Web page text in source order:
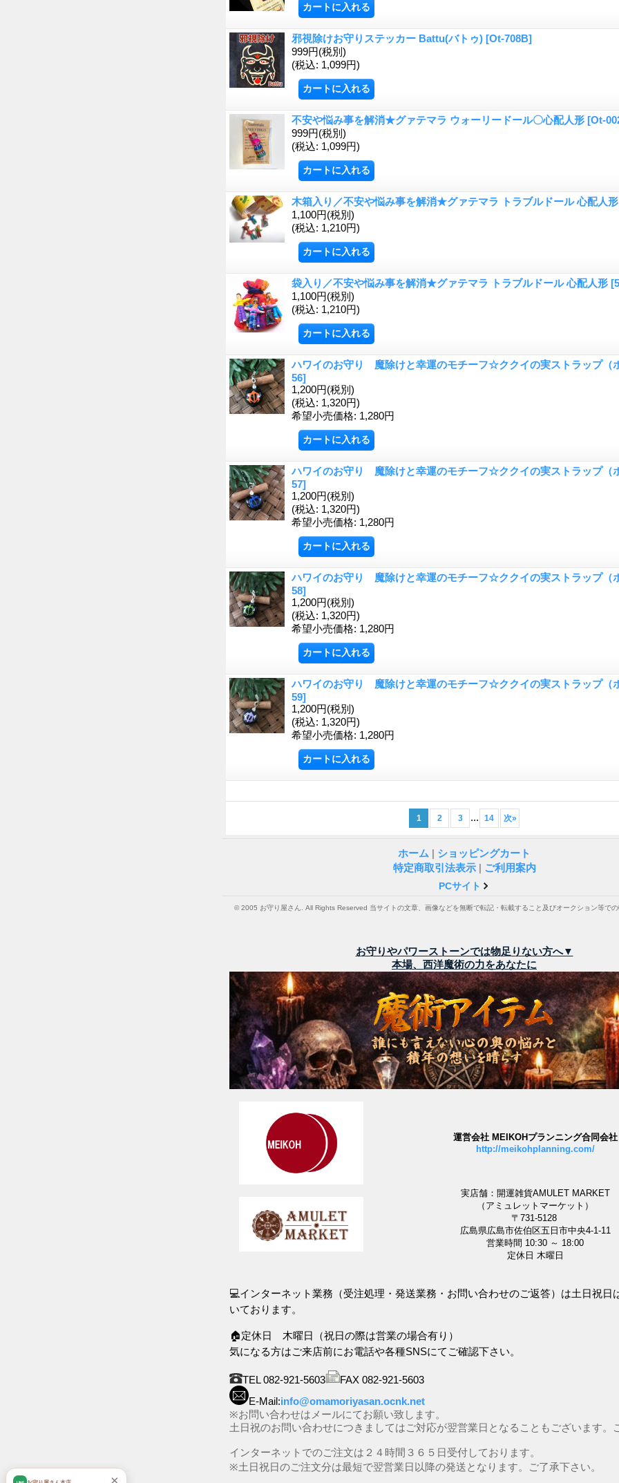
邪視除けお守りステッカー Battu(バトゥ) [Ot-708B]
999円(税別)
(税込: 1,099円)
不安や悩み事を解消★グァテマラ ウォーリードール〇心配人形 [Ot-
999円(税別)
(税込: 1,099円)
木箱入り／不安や悩み事を解消★グァテマラ トラブルドール 心配人形
1,100円(税別)
(税込: 1,210円)
袋入り／不安や悩み事を解消★グァテマラ トラブルドール 心配人形
1,100円(税別)
(税込: 1,210円)
ハワイのお守り 魔除けと幸運のモチーフ☆ククイの実ストラップ（
56]
1,200円(税別)
(税込: 1,320円)
希望小売価格: 1,280円
ハワイのお守り 魔除けと幸運のモチーフ☆ククイの実ストラップ（
57]
1,200円(税別)
(税込: 1,320円)
希望小売価格: 1,280円
ハワイのお守り 魔除けと幸運のモチーフ☆ククイの実ストラップ（
58]
1,200円(税別)
(税込: 1,320円)
希望小売価格: 1,280円
ハワイのお守り 魔除けと幸運のモチーフ☆ククイの実ストラップ（
59]
1,200円(税別)
(税込: 1,320円)
希望小売価格: 1,280円
1 2 3 ... 14 次»
ホーム | ショッピングカート
特定商取引法表示 | ご利用案内
PCサイト
© 2005 お守り屋さん. All Rights Reserved 当サイトの文章、画像などを無断で転記・転載すること及びオークション等での
お守りやパワーストーンでは物足りない方へ▼
本場、西洋魔術の力をあなたに
運営会社 MEIKOHプランニング合同会社
http://meikohplanning.com/
実店舗：開運雑貨AMULET MARKET
（アミュレットマーケット）
〒731-5128
広島県広島市佐伯区五日市中央4-1-11
営業時間 10:30 ～ 18:00
定休日 木曜日
💻インターネット業務（受注処理・発送業務・お問い合わせのご返答）は土日祝日
いております。
🏠定休日 木曜日（祝日の際は営業の場合有り）
気になる方はご来店前にお電話や各種SNSにてご確認下さい。
TEL 082-921-5603
FAX 082-921-5603
E-Mail:info@omamoriyasan.ocnk.net
※お問い合わせはメールにてお願い致します。
土日祝のお問い合わせにつきましてはご対応が翌営業日となることもございます
インターネットでのご注文は２４時間３６５日受付しております。
※土日祝日のご注文分は最短で翌営業日以降の発送となります。ご了承下さい。